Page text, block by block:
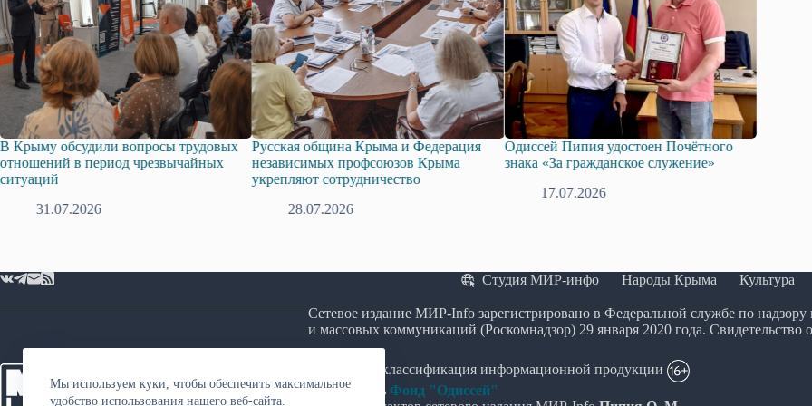
Мы используем куки, чтобы обеспечить максимальное
удобство использования нашего веб-сайта.
вопросы трудовых
период чрезвычайных
Русская община Крыма и Федерация
независимых профсоюзов Крыма
укрепляют сотрудничество
Одиссей Пипия удостоен Почётного
знака «За гражданское служение»
Госдума приняла в
законопроект о
Студия МИР-инфо Народы Крыма Культура
Сетевое издание МИР-Info зарегистрировано в Федеральной службе по
и массовых коммуникаций (Роскомнадзор) 29 января 2020 года. Свидетельство
Возрастная классификация информационной продукции
Учредитель Фонд "Одиссей"